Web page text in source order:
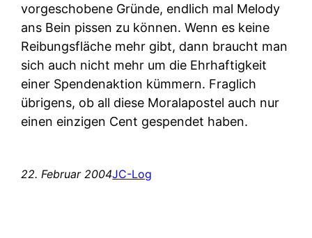
vorgeschobene Gründe, endlich mal Melody
ans Bein pissen zu können. Wenn es keine
Reibungsfläche mehr gibt, dann braucht man
sich auch nicht mehr um die Ehrhaftigkeit
einer Spendenaktion kümmern. Fraglich
übrigens, ob all diese Moralapostel auch nur
einen einzigen Cent gespendet haben.
22. Februar 2004JC-Log